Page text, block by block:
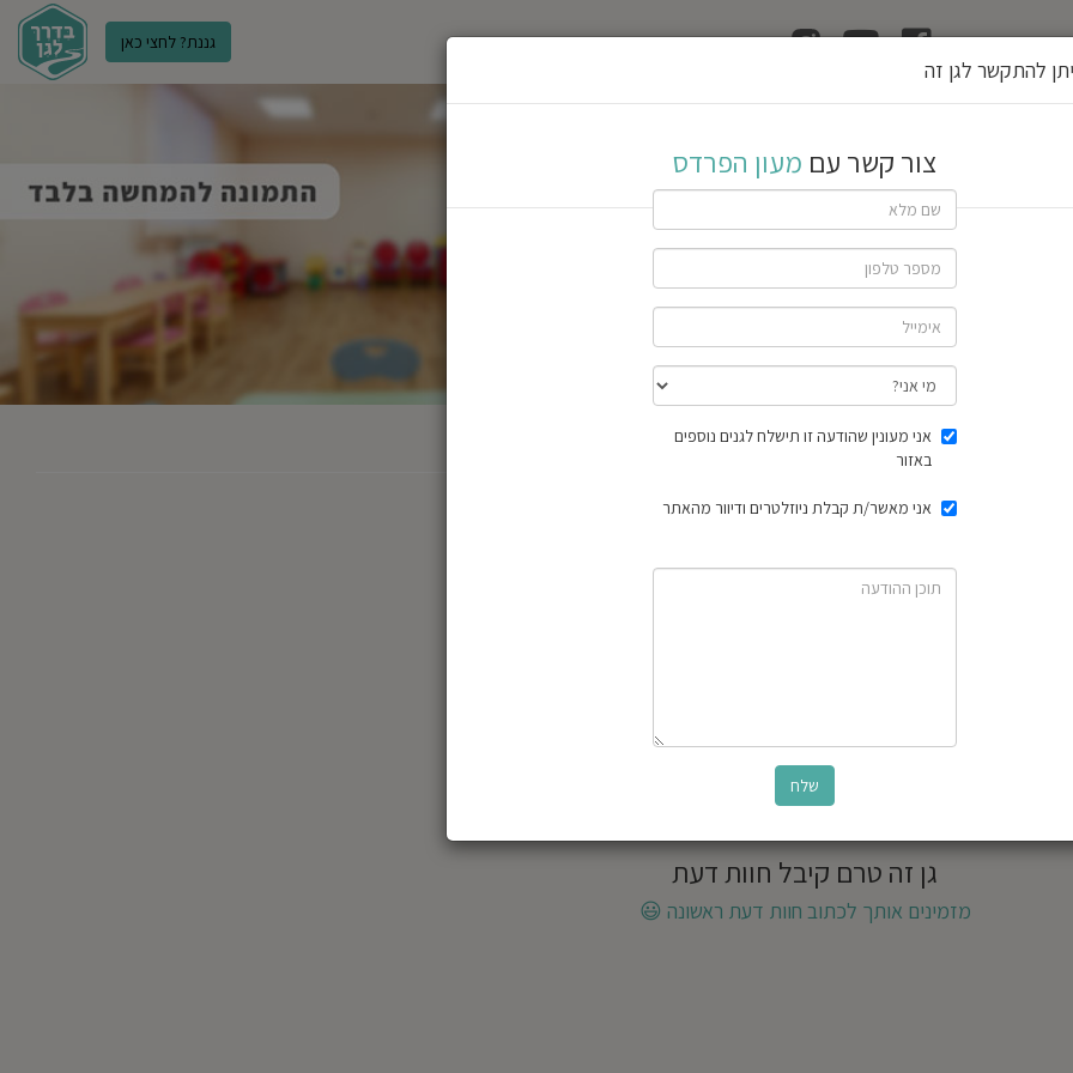
גננת? לחצי כאן
הוצאת רשיון גן
חוות דעת
גן זה טרם קיבל חוות דעת
מזמינים אותך לכתוב חוות דעת ראשונה 😃
להתקשר לגן זה
צור קשר עם מעון הפרדס
אני מעונין שהודעה זו תישלח לגנים נוספים
באזור
אני מאשר/ת קבלת ניוזלטרים ודיוור מהאתר